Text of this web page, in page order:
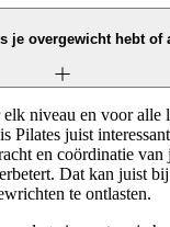
je overgewicht hebt of
niveau en voor alle
Pilates juist
en coördinatie van
Dat kan juist
te ontlasten.